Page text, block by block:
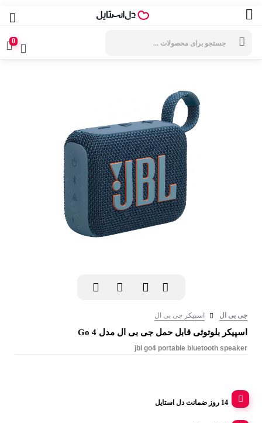
0
جی بی ال اسپیکر جی بی ال
اسپیکر بلوتوثی قابل حمل جی بی ال مدل Go 4
jbl go4 portable bluetooth speaker
14 روز ضمانت دل استایل